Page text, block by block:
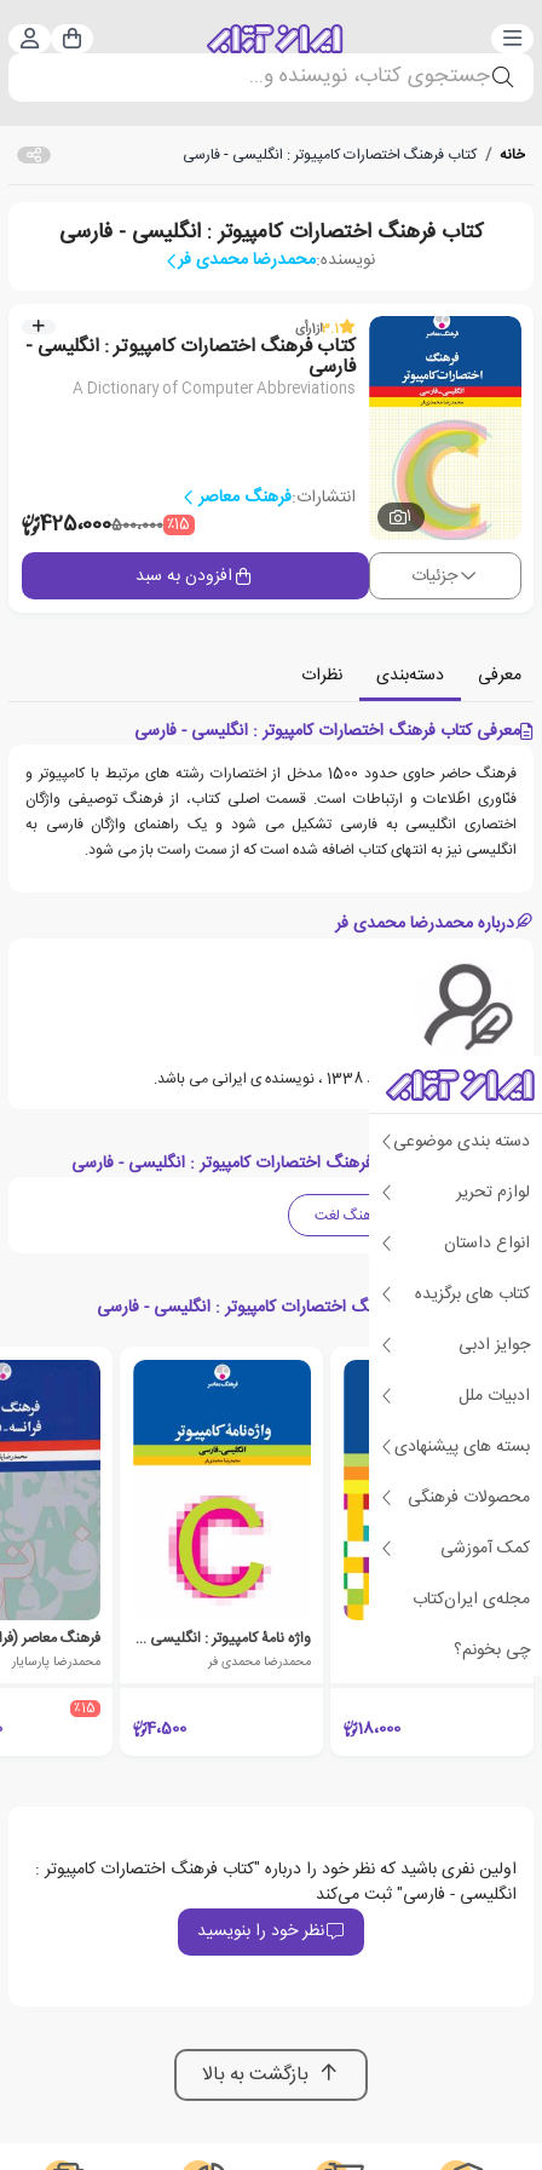
دسته‌بندی سبد
جستجوی کتاب، نویسنده و...
دسته بندی موضوعی
لوازم تحریر
انواع داستان
کتاب های برگزیده
جوایز ادبی
ادبیات ملل
بسته های پیشنهادی
محصولات فرهنگی
کمک آموزشی
مجله‌ی ایران‌کتاب
چی بخونم؟
خانه / کتاب فرهنگ اختصارات کامپیوتر : انگلیسی - فارسی
کتاب فرهنگ اختصارات کامپیوتر : انگلیسی - فارسی
نویسنده:محمدرضا محمدی فر
1
3.1از1رأی
کتاب فرهنگ اختصارات کامپیوتر : انگلیسی -
فارسی
A Dictionary of Computer Abbreviations
انتشارات:فرهنگ معاصر
٪15500،000425،000
جزئیات افزودن به سبد
معرفی دسته‌بندی
نظرات
معرفی کتاب فرهنگ اختصارات کامپیوتر : انگلیسی - فارسی
فرهنگ حاضر حاوی حدود 1500 مدخل از اختصارات رشته های مرتبط با کامپیوتر و
فنّاوری اطّلاعات و ارتباطات است. قسمت اصلی کتاب، از فرهنگ توصیفی واژگان
اختصاری انگلیسی به فارسی تشکیل می شود و یک راهنمای واژگان فارسی به
انگلیسی نیز به انتهای کتاب اضافه شده است که از سمت راست باز می شود.
درباره محمدرضا محمدی فر
محمّدرضا محمّدی‌فر متولد 1338 ، نویسنده ی ایرانی می باشد.
دسته بندی های کتاب فرهنگ اختصارات کامپیوتر : انگلیسی - فارسی
فرهنگ لغت
کتاب های مرتبط با فرهنگ اختصارات کامپیوتر : انگلیسی - فارسی
واژه نامه دوسویه کامپیوتر
محمدرضا محمدی فر
18،000
واژه نامۀ کامپیوتر : انگلیسی فارسی
محمدرضا محمدی فر
4،500
محمدرضا پارسایار
٪15
اولین نفری باشید که نظر خود را درباره "کتاب فرهنگ اختصارات کامپیوتر :
انگلیسی - فارسی" ثبت می‌کند
نظر خود را بنویسید
بازگشت به بالا